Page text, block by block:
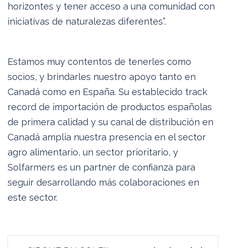
horizontes y tener acceso a una comunidad con
iniciativas de naturalezas diferentes”.
Estamos muy contentos de tenerles como
socios, y brindarles nuestro apoyo tanto en
Canadá como en España. Su establecido track
record de importación de productos españolas
de primera calidad y su canal de distribución en
Canadá amplia nuestra presencia en el sector
agro alimentario, un sector prioritario, y
Solfarmers es un partner de confianza para
seguir desarrollando más colaboraciones en
este sector.